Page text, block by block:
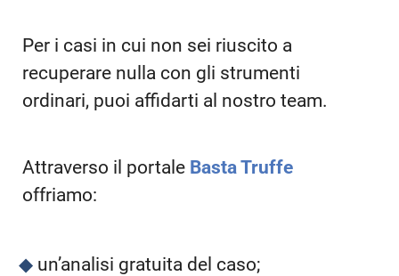
Per i casi in cui non sei riuscito a
recuperare nulla con gli strumenti
ordinari, puoi affidarti al nostro team.
Attraverso il portale Basta Truffe
offriamo:
un’analisi gratuita del caso;